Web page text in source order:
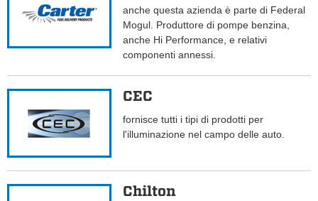
anche questa azienda è parte di Federal
Mogul. Produttore di pompe benzina,
anche Hi Performance, e relativi
componenti annessi.
CEC
fornisce tutti i tipi di prodotti per
l'illuminazione nel campo delle auto.
Chilton